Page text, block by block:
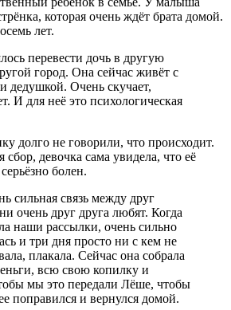
которая очень ждёт брата домой.
лет.
перевести дочь в другую
город. Она сейчас живёт с
дедушкой. Очень скучает,
И для неё это психологическая
долго не говорили, что происходит.
сбор, девочка сама увидела, что её
болен.
сильная связь между друг
очень друг друга любят. Когда
наши рассылки, очень сильно
и три дня просто ни с кем не
плакала. Сейчас она собрала
всю свою копилку и
мы это передали Лёше, чтобы
поправился и вернулся домой.